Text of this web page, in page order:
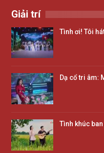
Giải trí
Tình ơi! Tôi
Dạ cổ tri âm:
Tình khúc